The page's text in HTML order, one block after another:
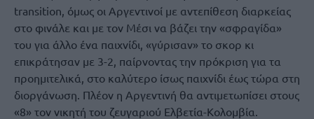
transition, όμως οι Αργεντινοί με αντεπίθεση διαρκείας
στο φινάλε και με τον Μέσι να βάζει την «σφραγίδα»
του για άλλο ένα παιχνίδι, «γύρισαν» το σκορ κι
επικράτησαν με 3-2, παίρνοντας την πρόκριση για τα
προημιτελικά, στο καλύτερο ίσως παιχνίδι έως τώρα στη
διοργάνωση. Πλέον η Αργεντινή θα αντιμετωπίσει στους
«8» τον νικητή του ζευγαριού Ελβετία-Κολομβία.